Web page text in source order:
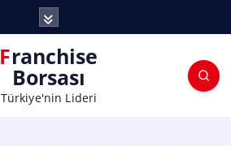
Franchise
Borsası
Türkiye'nin Lideri